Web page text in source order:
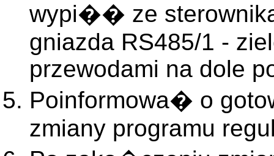
wypi�� ze
gniazda RS485/1 -
przewodami na dole
Poinformowa� o
zmiany programu